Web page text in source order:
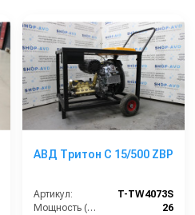
АВД Тритон C 15/500 ZBP
Артикул:
T-TW4073S
Мощность (л/с):
26